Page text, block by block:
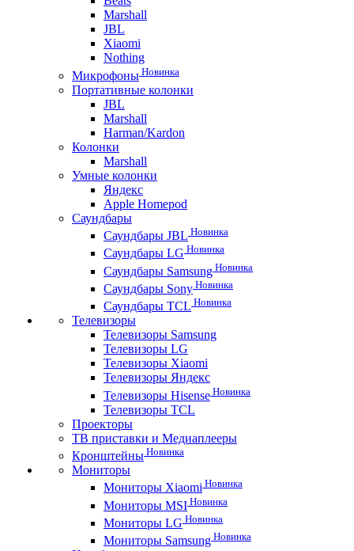
Marshall
JBL
Xiaomi
Nothing
Микрофоны Новинка
Портативные колонки
JBL
Marshall
Harman/Kardon
Колонки
Marshall
Умные колонки
Яндекс
Apple Homepod
Саундбары
Саундбары JBL Новинка
Саундбары LG Новинка
Саундбары Samsung Новинка
Саундбары Sony Новинка
Саундбары TCL Новинка
Телевизоры
Телевизоры Samsung
Телевизоры LG
Телевизоры Xiaomi
Телевизоры Яндекс
Телевизоры Hisense Новинка
Телевизоры TCL
Проекторы
ТВ приставки и Медиаплееры
Кронштейны Новинка
Мониторы
Мониторы Xiaomi Новинка
Мониторы MSI Новинка
Мониторы LG Новинка
Мониторы Samsung Новинка